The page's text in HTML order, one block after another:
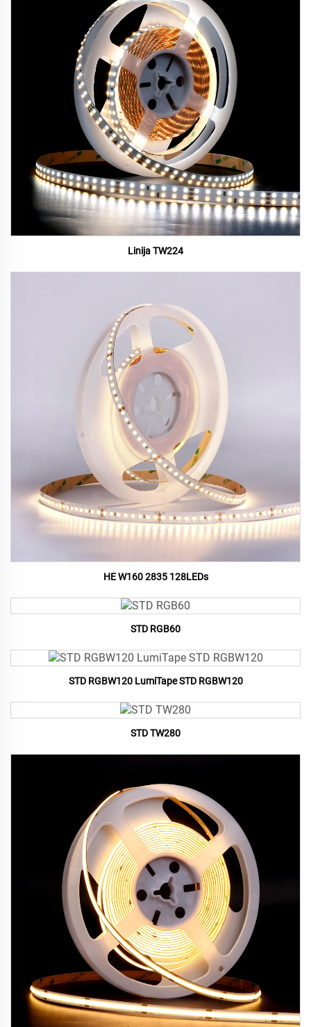
Linija TW224
HE W160 2835 128LEDs
STD RGB60
STD RGBW120 LumiTape STD RGBW120
STD TW280